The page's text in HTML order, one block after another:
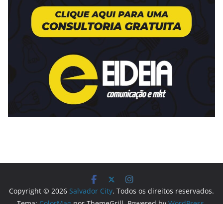
Copyright © 2026 Salvador City. Todos os direitos reservados.